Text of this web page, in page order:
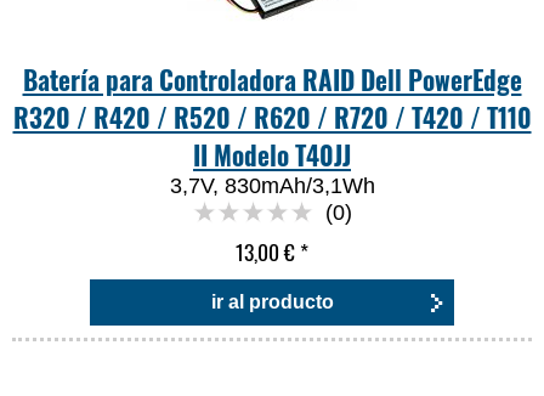
Batería para Controladora RAID Dell PowerEdge
R320 / R420 / R520 / R620 / R720 / T420 / T110
II Modelo T40JJ
3,7V, 830mAh/3,1Wh
(0)
13,00 €*
ir al producto